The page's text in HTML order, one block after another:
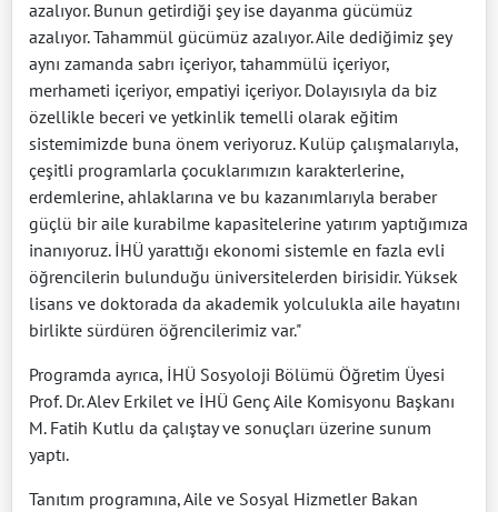
azalıyor. Bunun getirdiği şey ise dayanma gücümüz
azalıyor. Tahammül gücümüz azalıyor. Aile dediğimiz şey
aynı zamanda sabrı içeriyor, tahammülü içeriyor,
merhameti içeriyor, empatiyi içeriyor. Dolayısıyla da biz
özellikle beceri ve yetkinlik temelli olarak eğitim
sistemimizde buna önem veriyoruz. Kulüp çalışmalarıyla,
çeşitli programlarla çocuklarımızın karakterlerine,
erdemlerine, ahlaklarına ve bu kazanımlarıyla beraber
güçlü bir aile kurabilme kapasitelerine yatırım yaptığımıza
inanıyoruz. İHÜ yarattığı ekonomi sistemle en fazla evli
öğrencilerin bulunduğu üniversitelerden birisidir. Yüksek
lisans ve doktorada da akademik yolculukla aile hayatını
birlikte sürdüren öğrencilerimiz var."
Programda ayrıca, İHÜ Sosyoloji Bölümü Öğretim Üyesi
Prof. Dr. Alev Erkilet ve İHÜ Genç Aile Komisyonu Başkanı
M. Fatih Kutlu da çalıştay ve sonuçları üzerine sunum
yaptı.
Tanıtım programına, Aile ve Sosyal Hizmetler Bakan